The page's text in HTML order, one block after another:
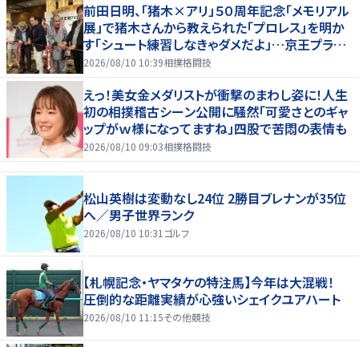
前田日明、「猪木×アリ」５０周年記念「メモリアル
展」で猪木さんから教えられた「プロレス」を明か
す「シュート練習しなきゃダメだよ」…京王プラザ
ホテルで３１日まで
2026/08/10 10:39相撲格闘技
えっ！美女金メダリストが衝撃のまわし姿に！人生
初の相撲稽古シーン公開に騒然「可愛さとのギャ
ップがｗ様になってますね」四股で苦悶の表情も
2026/08/10 09:03相撲格闘技
松山英樹は変動なし24位 2勝目ブレナンが35位
へ／男子世界ランク
2026/08/10 10:31 ゴルフ
【札幌記念・ヤマタケの特注馬】今年は大混戦！
圧倒的な距離実績が心強いシェイクユアハート
2026/08/10 11:15その他競技